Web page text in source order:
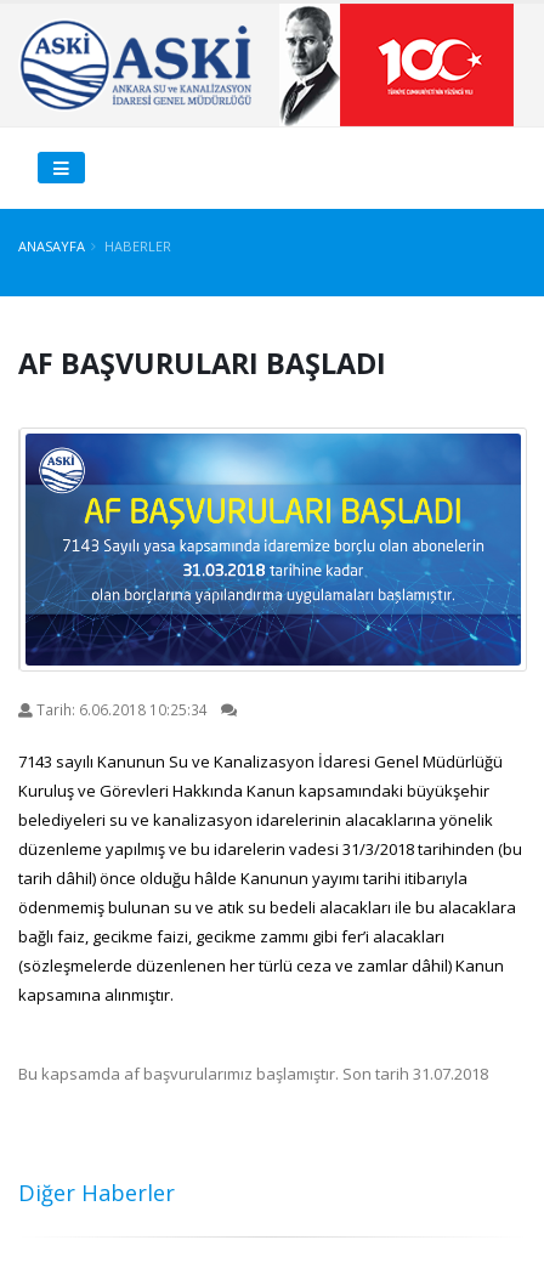
ANASAYFA HABERLER
AF BAŞVURULARI BAŞLADI
Tarih: 6.06.2018 10:25:34
7143 sayılı Kanunun Su ve Kanalizasyon İdaresi Genel Müdürlüğü
Kuruluş ve Görevleri Hakkında Kanun kapsamındaki büyükşehir
belediyeleri su ve kanalizasyon idarelerinin alacaklarına yönelik
düzenleme yapılmış ve bu idarelerin vadesi 31/3/2018 tarihinden (bu
tarih dâhil) önce olduğu hâlde Kanunun yayımı tarihi itibarıyla
ödenmemiş bulunan su ve atık su bedeli alacakları ile bu alacaklara
bağlı faiz, gecikme faizi, gecikme zammı gibi fer’i alacakları
(sözleşmelerde düzenlenen her türlü ceza ve zamlar dâhil) Kanun
kapsamına alınmıştır.
Bu kapsamda af başvurularımız başlamıştır. Son tarih 31.07.2018
Diğer Haberler